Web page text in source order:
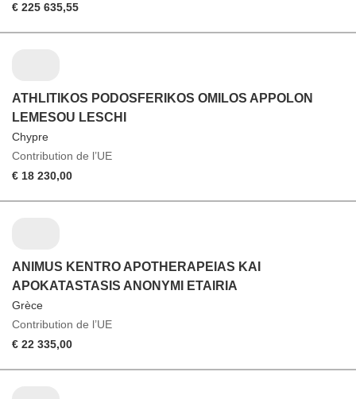
€ 225 635,55
ATHLITIKOS PODOSFERIKOS OMILOS APPOLON
LEMESOU LESCHI
Chypre
Contribution de l’UE
€ 18 230,00
ANIMUS KENTRO APOTHERAPEIAS KAI
APOKATASTASIS ANONYMI ETAIRIA
Grèce
Contribution de l’UE
€ 22 335,00